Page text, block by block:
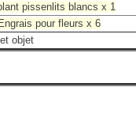
pissenlits blancs x 1
Engrais pour fleurs x 6
objet